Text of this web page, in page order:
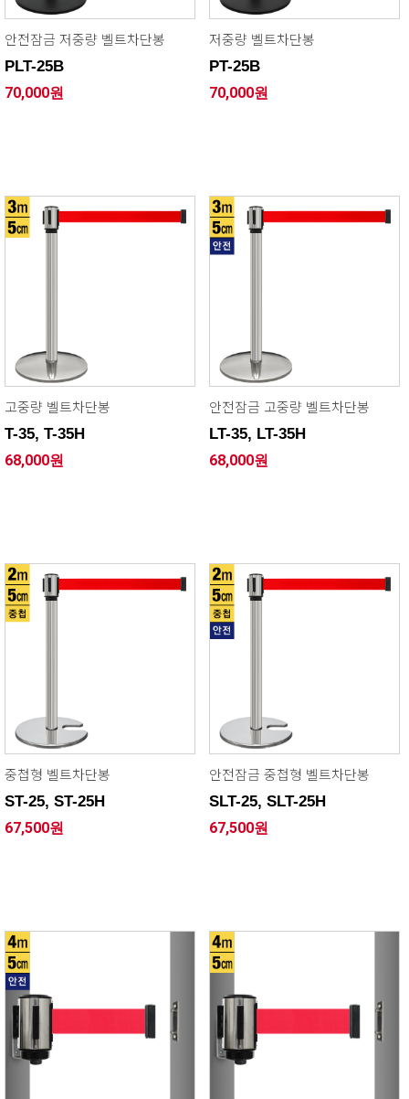
안전잠금 저중량 벨트차단봉
PLT-25B
70,000원
저중량 벨트차단봉
PT-25B
70,000원
고중량 벨트차단봉
T-35, T-35H
68,000원
안전잠금 고중량 벨트차단봉
LT-35, LT-35H
68,000원
중첩형 벨트차단봉
ST-25, ST-25H
67,500원
안전잠금 중첩형 벨트차단봉
SLT-25, SLT-25H
67,500원